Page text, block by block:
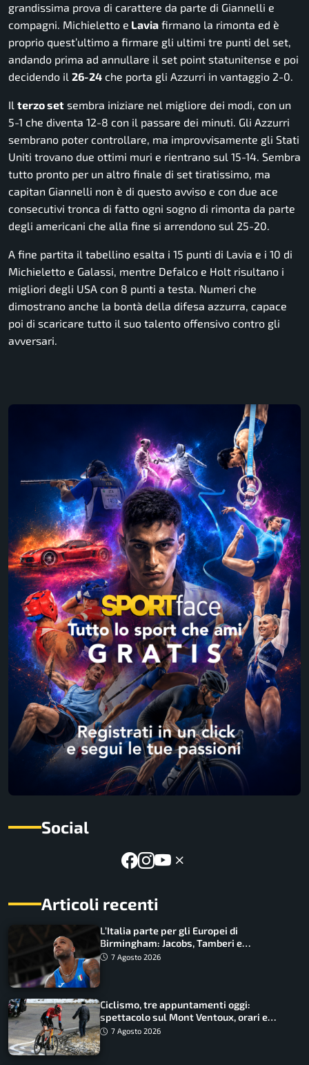
grandissima prova di carattere da parte di Giannelli e
compagni. Michieletto e Lavia firmano la rimonta ed è
proprio quest’ultimo a firmare gli ultimi tre punti del set,
andando prima ad annullare il set point statunitense e poi
decidendo il 26-24 che porta gli Azzurri in vantaggio 2-0.
Il terzo set sembra iniziare nel migliore dei modi, con un
5-1 che diventa 12-8 con il passare dei minuti. Gli Azzurri
sembrano poter controllare, ma improvvisamente gli Stati
Uniti trovano due ottimi muri e rientrano sul 15-14. Sembra
tutto pronto per un altro finale di set tiratissimo, ma
capitan Giannelli non è di questo avviso e con due ace
consecutivi tronca di fatto ogni sogno di rimonta da parte
degli americani che alla fine si arrendono sul 25-20.
A fine partita il tabellino esalta i 15 punti di Lavia e i 10 di
Michieletto e Galassi, mentre Defalco e Holt risultano i
migliori degli USA con 8 punti a testa. Numeri che
dimostrano anche la bontà della difesa azzurra, capace
poi di scaricare tutto il suo talento offensivo contro gli
avversari.
Social
Articoli recenti
L’Italia parte per gli Europei di
Birmingham: Jacobs, Tamberi e
Battocletti guidano una spedizione
7 Agosto 2026
Ciclismo, tre appuntamenti oggi:
spettacolo sul Mont Ventoux, orari e
come vederli
7 Agosto 2026